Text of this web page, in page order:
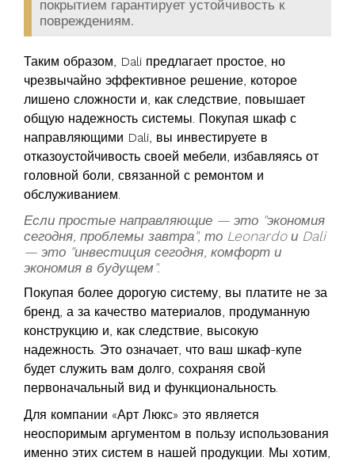
покрытием гарантирует устойчивость к
повреждениям.
Таким образом, Dali предлагает простое, но
чрезвычайно эффективное решение, которое
лишено сложности и, как следствие, повышает
общую надежность системы. Покупая шкаф с
направляющими Dali, вы инвестируете в
отказоустойчивость своей мебели, избавляясь от
головной боли, связанной с ремонтом и
обслуживанием.
Если простые направляющие — это "экономия
сегодня, проблемы завтра", то Leonardo и Dali
— это "инвестиция сегодня, комфорт и
экономия в будущем".
Покупая более дорогую систему, вы платите не за
бренд, а за качество материалов, продуманную
конструкцию и, как следствие, высокую
надежность. Это означает, что ваш шкаф-купе
будет служить вам долго, сохраняя свой
первоначальный вид и функциональность.
Для компании «Арт Люкс» это является
неоспоримым аргументом в пользу использования
именно этих систем в нашей продукции. Мы хотим,